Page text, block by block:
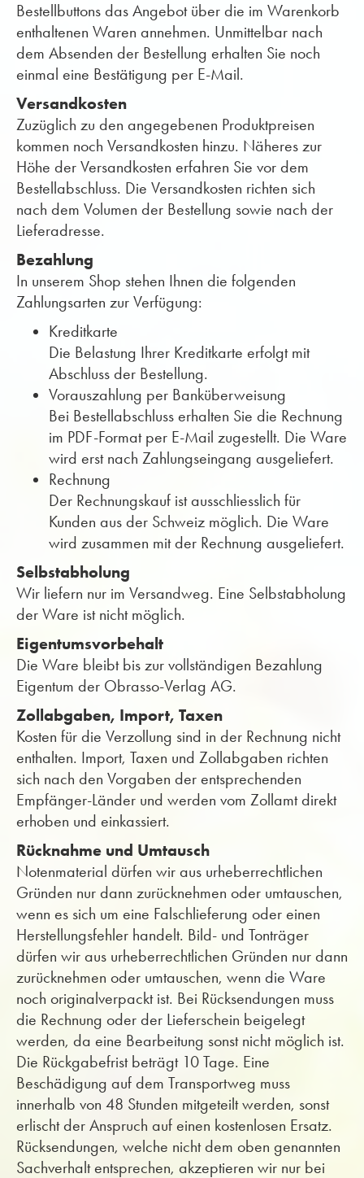
Bestellbuttons das Angebot über die im Warenkorb
enthaltenen Waren annehmen. Unmittelbar nach
dem Absenden der Bestellung erhalten Sie noch
einmal eine Bestätigung per E-Mail.
Versandkosten
Zuzüglich zu den angegebenen Produktpreisen
kommen noch Versandkosten hinzu. Näheres zur
Höhe der Versandkosten erfahren Sie vor dem
Bestellabschluss. Die Versandkosten richten sich
nach dem Volumen der Bestellung sowie nach der
Lieferadresse.
Bezahlung
In unserem Shop stehen Ihnen die folgenden
Zahlungsarten zur Verfügung:
Kreditkarte
Die Belastung Ihrer Kreditkarte erfolgt mit
Abschluss der Bestellung.
Vorauszahlung per Banküberweisung
Bei Bestellabschluss erhalten Sie die Rechnung
im PDF-Format per E-Mail zugestellt. Die Ware
wird erst nach Zahlungseingang ausgeliefert.
Rechnung
Der Rechnungskauf ist ausschliesslich für
Kunden aus der Schweiz möglich. Die Ware
wird zusammen mit der Rechnung ausgeliefert.
Selbstabholung
Wir liefern nur im Versandweg. Eine Selbstabholung
der Ware ist nicht möglich.
Eigentumsvorbehalt
Die Ware bleibt bis zur vollständigen Bezahlung
Eigentum der Obrasso-Verlag AG.
Zollabgaben, Import, Taxen
Kosten für die Verzollung sind in der Rechnung nicht
enthalten. Import, Taxen und Zollabgaben richten
sich nach den Vorgaben der entsprechenden
Empfänger-Länder und werden vom Zollamt direkt
erhoben und einkassiert.
Rücknahme und Umtausch
Notenmaterial dürfen wir aus urheberrechtlichen
Gründen nur dann zurücknehmen oder umtauschen,
wenn es sich um eine Falschlieferung oder einen
Herstellungsfehler handelt. Bild- und Tonträger
dürfen wir aus urheberrechtlichen Gründen nur dann
zurücknehmen oder umtauschen, wenn die Ware
noch originalverpackt ist. Bei Rücksendungen muss
die Rechnung oder der Lieferschein beigelegt
werden, da eine Bearbeitung sonst nicht möglich ist.
Die Rückgabefrist beträgt 10 Tage. Eine
Beschädigung auf dem Transportweg muss
innerhalb von 48 Stunden mitgeteilt werden, sonst
erlischt der Anspruch auf einen kostenlosen Ersatz.
Rücksendungen, welche nicht dem oben genannten
Sachverhalt entsprechen, akzeptieren wir nur bei